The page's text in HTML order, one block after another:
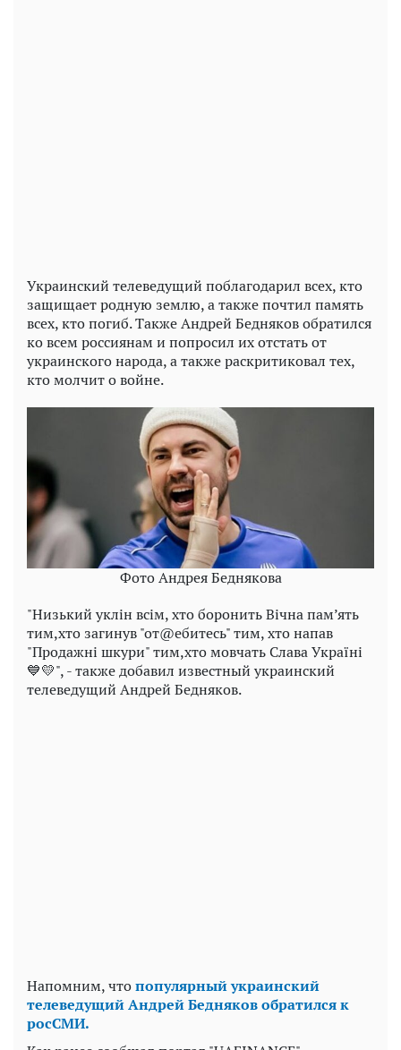
Украинский телеведущий поблагодарил всех, кто
защищает родную землю, а также почтил память
всех, кто погиб. Также Андрей Бедняков обратился
ко всем россиянам и попросил их отстать от
украинского народа, а также раскритиковал тех,
кто молчит о войне.
Фото Андрея Беднякова
"Низький уклін всім, хто боронить Вічна пам’ять
тим,хто загинув "от@ебитесь" тим, хто напав
"Продажні шкури" тим,хто мовчать Слава Україні
💙💛", - также добавил известный украинский
телеведущий Андрей Бедняков.
Напомним, чтопопулярный украинский
телеведущий Андрей Бедняков обратился к
росСМИ.